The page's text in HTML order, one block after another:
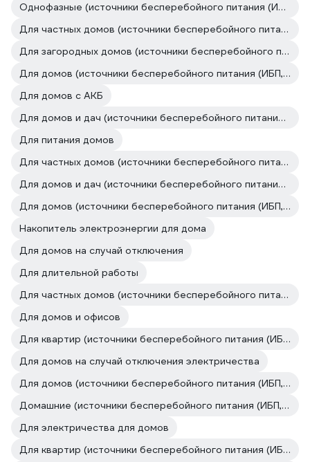
Однофазные (источники бесперебойного питания (ИБП, бесперебойники))
Для частных домов (источники бесперебойного питания (ИБП, бесперебойники))
Для загородных домов (источники бесперебойного питания (ИБП, бесперебойники))
Для домов (источники бесперебойного питания (ИБП, бесперебойники))
Для домов с АКБ
Для домов и дач (источники бесперебойного питания (ИБП, бесперебойники))
Для питания домов
Для частных домов (источники бесперебойного питания (ИБП, бесперебойники))
Для домов и дач (источники бесперебойного питания (ИБП, бесперебойники))
Для домов (источники бесперебойного питания (ИБП, бесперебойники))
Накопитель электроэнергии для дома
Для домов на случай отключения
Для длительной работы
Для частных домов (источники бесперебойного питания (ИБП, бесперебойники))
Для домов и офисов
Для квартир (источники бесперебойного питания (ИБП, бесперебойники))
Для домов на случай отключения электричества
Для домов (источники бесперебойного питания (ИБП, бесперебойники))
Домашние (источники бесперебойного питания (ИБП, бесперебойники))
Для электричества для домов
Для квартир (источники бесперебойного питания (ИБП, бесперебойники))